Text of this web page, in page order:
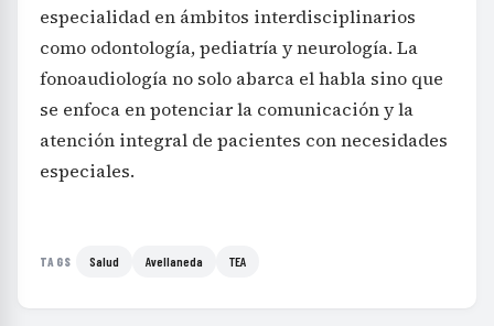
especialidad en ámbitos interdisciplinarios
como odontología, pediatría y neurología. La
fonoaudiología no solo abarca el habla sino que
se enfoca en potenciar la comunicación y la
atención integral de pacientes con necesidades
especiales.
TAGS Salud Avellaneda TEA